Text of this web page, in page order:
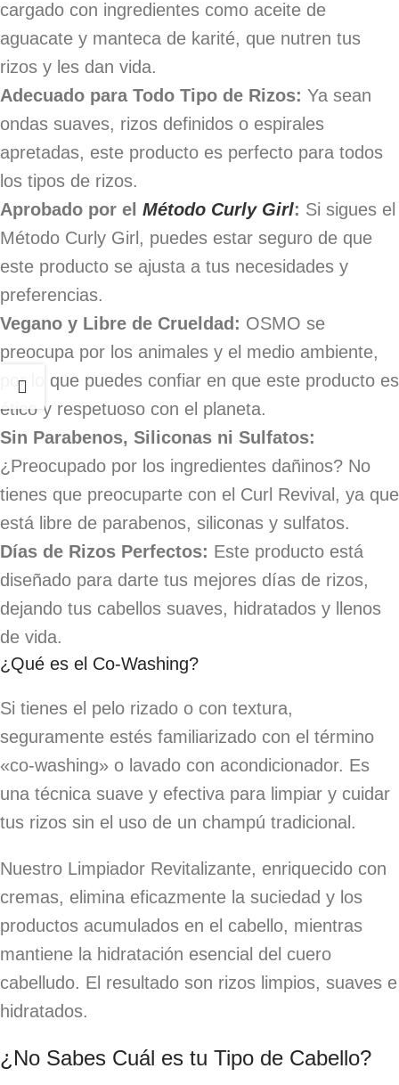
cargado con ingredientes como aceite de
aguacate y manteca de karité, que nutren tus
rizos y les dan vida.
Adecuado para Todo Tipo de Rizos: Ya sean
ondas suaves, rizos definidos o espirales
apretadas, este producto es perfecto para todos
los tipos de rizos.
Aprobado por el Método Curly Girl: Si sigues el
Método Curly Girl, puedes estar seguro de que
este producto se ajusta a tus necesidades y
preferencias.
Vegano y Libre de Crueldad: OSMO se
preocupa por los animales y el medio ambiente,
por lo que puedes confiar en que este producto es
ético y respetuoso con el planeta.
Sin Parabenos, Siliconas ni Sulfatos:
¿Preocupado por los ingredientes dañinos? No
tienes que preocuparte con el Curl Revival, ya que
está libre de parabenos, siliconas y sulfatos.
Días de Rizos Perfectos: Este producto está
diseñado para darte tus mejores días de rizos,
dejando tus cabellos suaves, hidratados y llenos
de vida.
¿Qué es el Co-Washing?
Si tienes el pelo rizado o con textura,
seguramente estés familiarizado con el término
«co-washing» o lavado con acondicionador. Es
una técnica suave y efectiva para limpiar y cuidar
tus rizos sin el uso de un champú tradicional.
Nuestro Limpiador Revitalizante, enriquecido con
cremas, elimina eficazmente la suciedad y los
productos acumulados en el cabello, mientras
mantiene la hidratación esencial del cuero
cabelludo. El resultado son rizos limpios, suaves e
hidratados.
¿No Sabes Cuál es tu Tipo de Cabello?